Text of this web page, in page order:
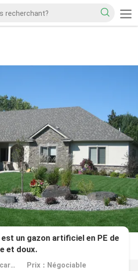
un gazon artificiel en PE de
et doux.
MOQ：1000 mètres carrés Prix：Négociable